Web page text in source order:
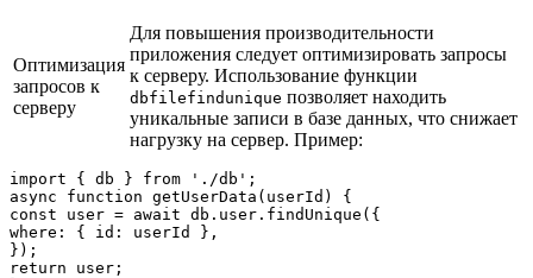
Оптимизация
запросов к
серверу
Для повышения производительности
приложения следует оптимизировать запросы
к серверу. Использование функции
dbfilefindunique позволяет находить
уникальные записи в базе данных, что снижает
нагрузку на сервер. Пример:
import { db } from './db';
async function getUserData(userId) {
const user = await db.user.findUnique({
where: { id: userId },
});
return user;